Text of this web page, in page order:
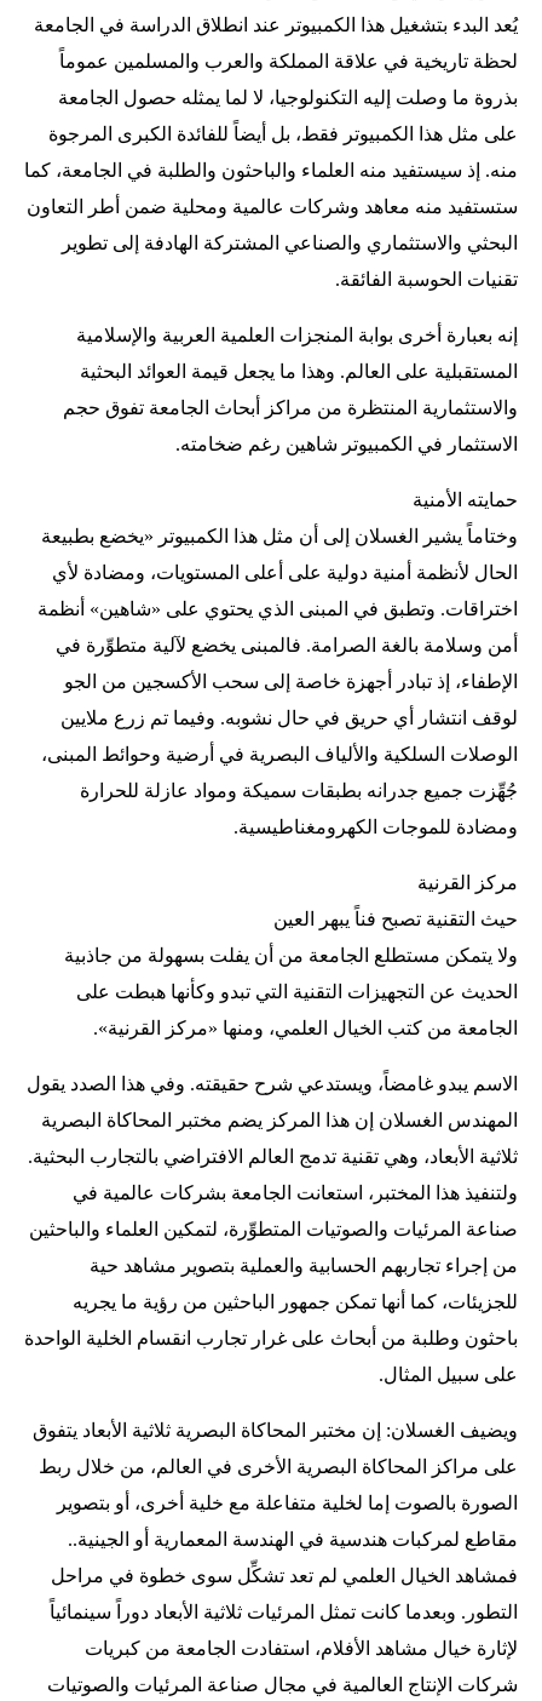
يُعد البدء بتشغيل هذا الكمبيوتر عند انطلاق الدراسة في الجامعة
لحظة تاريخية في علاقة المملكة والعرب والمسلمين عموماً
بذروة ما وصلت إليه التكنولوجيا، لا لما يمثله حصول الجامعة
على مثل هذا الكمبيوتر فقط، بل أيضاً للفائدة الكبرى المرجوة
منه. إذ سيستفيد منه العلماء والباحثون والطلبة في الجامعة، كما
ستستفيد منه معاهد وشركات عالمية ومحلية ضمن أطر التعاون
البحثي والاستثماري والصناعي المشتركة الهادفة إلى تطوير
تقنيات الحوسبة الفائقة.
إنه بعبارة أخرى بوابة المنجزات العلمية العربية والإسلامية
المستقبلية على العالم. وهذا ما يجعل قيمة العوائد البحثية
والاستثمارية المنتظرة من مراكز أبحاث الجامعة تفوق حجم
الاستثمار في الكمبيوتر شاهين رغم ضخامته.
حمايته الأمنية
وختاماً يشير الغسلان إلى أن مثل هذا الكمبيوتر «يخضع بطبيعة
الحال لأنظمة أمنية دولية على أعلى المستويات، ومضادة لأي
اختراقات. وتطبق في المبنى الذي يحتوي على «شاهين» أنظمة
أمن وسلامة بالغة الصرامة. فالمبنى يخضع لآلية متطوِّرة في
الإطفاء، إذ تبادر أجهزة خاصة إلى سحب الأكسجين من الجو
لوقف انتشار أي حريق في حال نشوبه. وفيما تم زرع ملايين
الوصلات السلكية والألياف البصرية في أرضية وحوائط المبنى،
جُهِّزت جميع جدرانه بطبقات سميكة ومواد عازلة للحرارة
ومضادة للموجات الكهرومغناطيسية.
مركز القرنية
حيث التقنية تصبح فناً يبهر العين
ولا يتمكن مستطلع الجامعة من أن يفلت بسهولة من جاذبية
الحديث عن التجهيزات التقنية التي تبدو وكأنها هبطت على
الجامعة من كتب الخيال العلمي، ومنها «مركز القرنية».
الاسم يبدو غامضاً، ويستدعي شرح حقيقته. وفي هذا الصدد يقول
المهندس الغسلان إن هذا المركز يضم مختبر المحاكاة البصرية
ثلاثية الأبعاد، وهي تقنية تدمج العالم الافتراضي بالتجارب البحثية.
ولتنفيذ هذا المختبر، استعانت الجامعة بشركات عالمية في
صناعة المرئيات والصوتيات المتطوِّرة، لتمكين العلماء والباحثين
من إجراء تجاربهم الحسابية والعملية بتصوير مشاهد حية
للجزيئات، كما أنها تمكن جمهور الباحثين من رؤية ما يجريه
باحثون وطلبة من أبحاث على غرار تجارب انقسام الخلية الواحدة
على سبيل المثال.
ويضيف الغسلان: إن مختبر المحاكاة البصرية ثلاثية الأبعاد يتفوق
على مراكز المحاكاة البصرية الأخرى في العالم، من خلال ربط
الصورة بالصوت إما لخلية متفاعلة مع خلية أخرى، أو بتصوير
مقاطع لمركبات هندسية في الهندسة المعمارية أو الجينية..
فمشاهد الخيال العلمي لم تعد تشكِّل سوى خطوة في مراحل
التطور. وبعدما كانت تمثل المرئيات ثلاثية الأبعاد دوراً سينمائياً
لإثارة خيال مشاهد الأفلام، استفادت الجامعة من كبريات
شركات الإنتاج العالمية في مجال صناعة المرئيات والصوتيات